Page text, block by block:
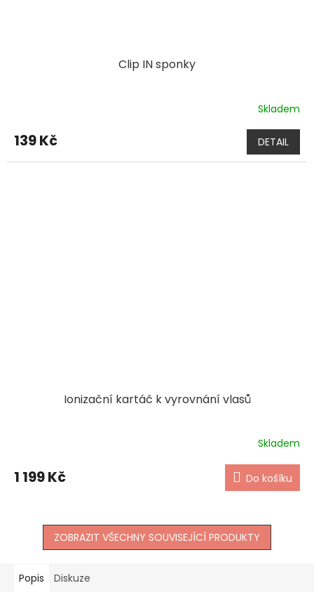
Clip IN sponky
Skladem
139 Kč DETAIL
Ionizační kartáč k vyrovnání vlasů
Skladem
1 199 Kč Do košíku
ZOBRAZIT VŠECHNY SOUVISEJÍCÍ PRODUKTY
Popis Diskuze